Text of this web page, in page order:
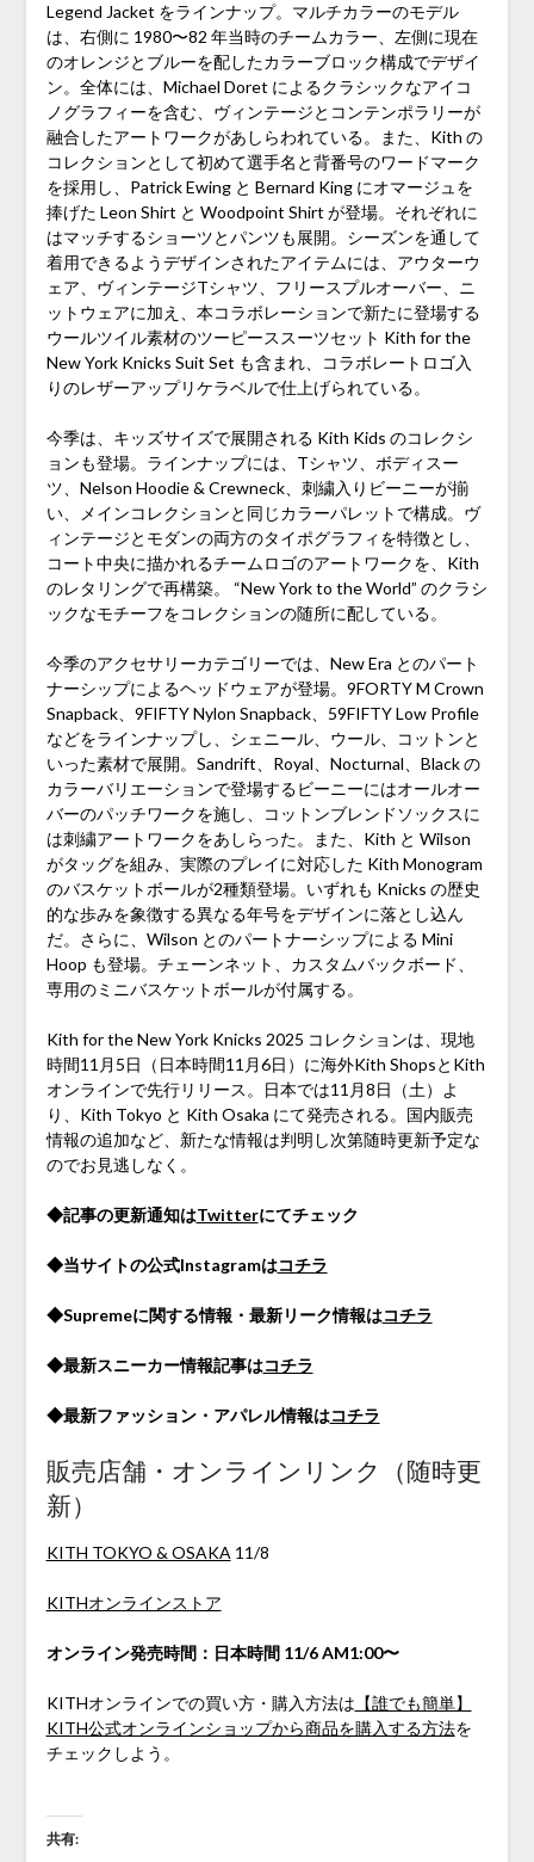
Legend Jacket をラインナップ。マルチカラーのモデル
は、右側に 1980〜82 年当時のチームカラー、左側に現在
のオレンジとブルーを配したカラーブロック構成でデザイ
ン。全体には、Michael Doret によるクラシックなアイコ
ノグラフィーを含む、ヴィンテージとコンテンポラリーが
融合したアートワークがあしらわれている。また、Kith の
コレクションとして初めて選手名と背番号のワードマーク
を採用し、Patrick Ewing と Bernard King にオマージュを
捧げた Leon Shirt と Woodpoint Shirt が登場。それぞれに
はマッチするショーツとパンツも展開。シーズンを通して
着用できるようデザインされたアイテムには、アウターウ
ェア、ヴィンテージTシャツ、フリースプルオーバー、ニ
ットウェアに加え、本コラボレーションで新たに登場する
ウールツイル素材のツーピーススーツセット Kith for the
New York Knicks Suit Set も含まれ、コラボレートロゴ入
りのレザーアップリケラベルで仕上げられている。
今季は、キッズサイズで展開される Kith Kids のコレクシ
ョンも登場。ラインナップには、Tシャツ、ボディスー
ツ、Nelson Hoodie & Crewneck、刺繍入りビーニーが揃
い、メインコレクションと同じカラーパレットで構成。ヴ
ィンテージとモダンの両方のタイポグラフィを特徴とし、
コート中央に描かれるチームロゴのアートワークを、Kith
のレタリングで再構築。 “New York to the World” のクラシ
ックなモチーフをコレクションの随所に配している。
今季のアクセサリーカテゴリーでは、New Era とのパート
ナーシップによるヘッドウェアが登場。9FORTY M Crown
Snapback、9FIFTY Nylon Snapback、59FIFTY Low Profile
などをラインナップし、シェニール、ウール、コットンと
いった素材で展開。Sandrift、Royal、Nocturnal、Black の
カラーバリエーションで登場するビーニーにはオールオー
バーのパッチワークを施し、コットンブレンドソックスに
は刺繍アートワークをあしらった。また、Kith と Wilson
がタッグを組み、実際のプレイに対応した Kith Monogram
のバスケットボールが2種類登場。いずれも Knicks の歴史
的な歩みを象徴する異なる年号をデザインに落とし込ん
だ。さらに、Wilson とのパートナーシップによる Mini
Hoop も登場。チェーンネット、カスタムバックボード、
専用のミニバスケットボールが付属する。
Kith for the New York Knicks 2025 コレクションは、現地
時間11月5日（日本時間11月6日）に海外Kith ShopsとKith
オンラインで先行リリース。日本では11月8日（土）よ
り、Kith Tokyo と Kith Osaka にて発売される。国内販売
情報の追加など、新たな情報は判明し次第随時更新予定な
のでお見逃しなく。
◆記事の更新通知はTwitterにてチェック
◆当サイトの公式Instagramはコチラ
◆Supremeに関する情報・最新リーク情報はコチラ
◆最新スニーカー情報記事はコチラ
◆最新ファッション・アパレル情報はコチラ
販売店舗・オンラインリンク（随時更
新）
KITH TOKYO & OSAKA 11/8
KITHオンラインストア
オンライン発売時間：日本時間 11/6 AM1:00〜
KITHオンラインでの買い方・購入方法は 【誰でも簡単】
KITH公式オンラインショップから商品を購入する方法を
チェックしよう。
共有: